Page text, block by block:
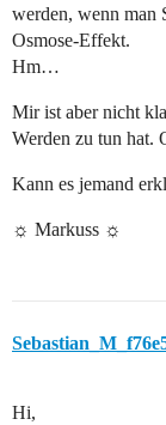
werden, wenn man
Osmose-Effekt.
Hm…
Mir ist aber nicht
Werden zu tun hat.
Kann es jemand
☼ Markuss ☼
Hi,